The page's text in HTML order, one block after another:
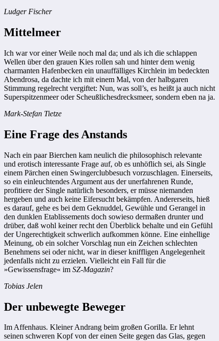
Ludger Fischer
Mittelmeer
Ich war vor einer Weile noch mal da; und als ich die schlappen
Wellen über den grauen Kies rollen sah und hinter dem wenig
charmanten Hafenbecken ein unauffälliges Kirchlein im bedeckten
Abend­rosa, da dachte ich mit einem Mal, von der halbgaren
Stimmung regelrecht vergiftet: Nun, was soll’s, es heißt ja auch nicht
Superspitzenmeer oder Scheußliches­drecksmeer, sondern eben na ja.
Mark-Stefan Tietze
Eine Frage des Anstands
Nach ein paar Bierchen kam neulich die philosophisch relevante
und erotisch interessante Frage auf, ob es unhöflich sei, als Single
einem Pärchen einen Swingerclubbesuch vorzuschlagen. Einerseits,
so ein einleuchtendes Argument aus der unerfahrenen Runde,
profitiere der Single natürlich besonders, er müsse niemanden
hergeben und auch keine Eifersucht bekämpfen. Andererseits, hieß
es darauf, gehe es bei dem Geknuddel, Gewühle und Gerangel in
den dunklen Etablissements doch sowieso dermaßen drunter und
drüber, daß wohl keiner recht den Überblick behalte und ein Gefühl
der Ungerechtigkeit schwerlich aufkommen könne. Eine einhellige
Meinung, ob ein solcher Vorschlag nun ein Zeichen schlechten
Benehmens sei oder nicht, war in dieser kniffligen Angelegenheit
jedenfalls nicht zu erzielen. Vielleicht ein Fall für die
»Gewissensfrage« im SZ-Magazin?
Tobias Jelen
Der unbewegte Beweger
Im Affenhaus. Kleiner Andrang beim ­großen Gorilla. Er lehnt
seinen schweren Kopf von der einen Seite gegen das Glas, gegen